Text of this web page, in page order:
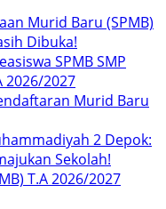
Murid Baru (SPMB)
Dibuka!
SPMB SMP
2026/2027
Murid Baru
2 Depok:
Sekolah!
T.A 2026/2027